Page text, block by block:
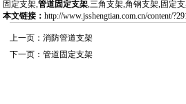
固定支架,管道固定支架,三角支架,角钢支架,固定
本文链接：http://www.jsshengtian.com.cn/content/
上一页：消防管道支架
下一页：管道固定支架